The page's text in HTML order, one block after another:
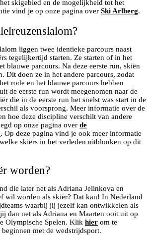
skigebied en de mogelijkheid tot het
vind je op onze pagina over Ski Arlberg.
liggen twee identieke parcours naast
tegelijkertijd starten. Ze starten of in het
blauwe parcours. Na deze eerste run, skiën
Dit doen ze in het andere parcours, zodat
rode en het blauwe parcours hebben
de eerste run wordt meegenomen naar de
die in de eerste run het snelst was start in de
als voorsprong. Meer informatie over de
hoe deze discipline verschilt van andere
op onze pagina over de
. Op deze pagina vind je ook meer informatie
skiërs in het verleden uitblonken op dit
worden?
die later net als Adriana Jelinkova en
wil worden als skiër? Dat kan! In Nederland
waarbij jij jezelf kan ontwikkelen als
dan net als Adriana en Maarten ooit uit op
Olympische Spelen. Klik hier om te
met de wedstrijdsport.